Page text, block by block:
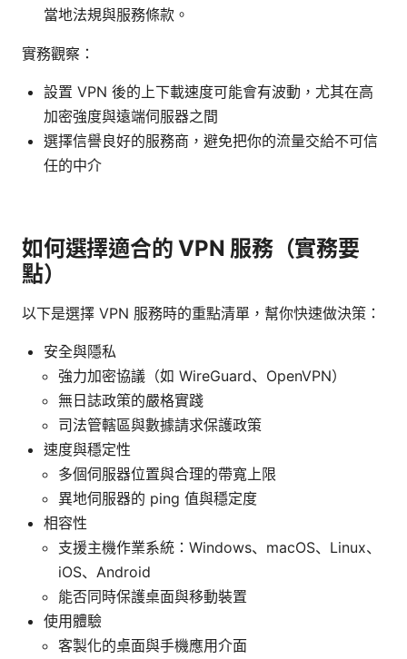
當地法規與服務條款。
實務觀察：
設置 VPN 後的上下載速度可能會有波動，尤其在高
加密強度與遠端伺服器之間
選擇信譽良好的服務商，避免把你的流量交給不可信
任的中介
如何選擇適合的 VPN 服務（實務要
點）
以下是選擇 VPN 服務時的重點清單，幫你快速做決策：
安全與隱私
強力加密協議（如 WireGuard、OpenVPN）
無日誌政策的嚴格實踐
司法管轄區與數據請求保護政策
速度與穩定性
多個伺服器位置與合理的帶寬上限
異地伺服器的 ping 值與穩定度
相容性
支援主機作業系統：Windows、macOS、Linux、
iOS、Android
能否同時保護桌面與移動裝置
使用體驗
客製化的桌面與手機應用介面